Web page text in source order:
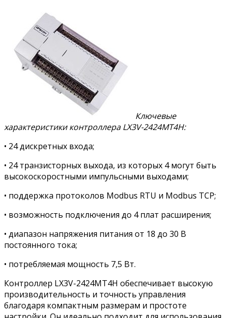
Ключевые
характеристики контроллера LX3V-2424MT4H:
• 24 дискретных входа;
• 24 транзисторных выхода, из которых 4 могут быть
высокоскоростными импульсными выходами;
• поддержка протоколов Modbus RTU и Modbus TCP;
• возможность подключения до 4 плат расширения;
• диапазон напряжения питания от 18 до 30 В
постоянного тока;
• потребляемая мощность 7,5 Вт.
Контроллер LX3V-2424MT4H обеспечивает высокую
производительность и точность управления
благодаря компактным размерам и простоте